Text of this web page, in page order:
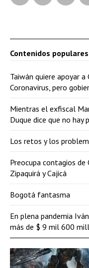
Contenidos populares
Taiwán quiere apoyar
Coronavirus, pero
Mientras el exfiscal
Duque dice que no
Los retos y los
Preocupa contagios de
Zipaquirá y Cajicá
Bogotá fantasma
En plena pandemia
más de $ 9 mil 600